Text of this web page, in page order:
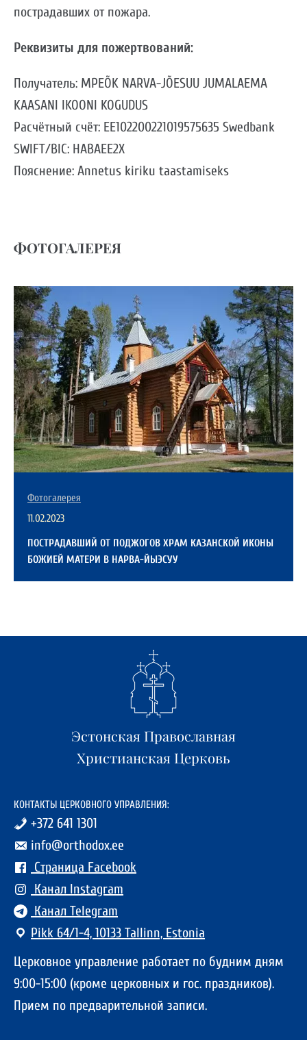
пострадавших от пожара.
Реквизиты для пожертвований:
Получатель: MPEÕK NARVA-JÕESUU JUMALAEMA
KAASANI IKOONI KOGUDUS
Расчётный счёт: EE102200221019575635 Swedbank
SWIFT/BIC: HABAEE2X
Пояснение: Annetus kiriku taastamiseks
ФОТОГАЛЕРЕЯ
Фотогалерея
11.02.2023
ПОСТРАДАВШИЙ ОТ ПОДЖОГОВ ХРАМ КАЗАНСКОЙ ИКОНЫ
БОЖИЕЙ МАТЕРИ В НАРВА-ЙЫЭСУУ
Эстонская Православная
Христианская Церковь
КОНТАКТЫ ЦЕРКОВНОГО УПРАВЛЕНИЯ:
+372 641 1301
info@orthodox.ee
Страница Facebook
Канал Instagram
Канал Telegram
Pikk 64/1-4, 10133 Tallinn, Estonia
Церковное управление работает по будним дням
9:00-15:00 (кроме церковных и гос. праздников).
Прием по предварительной записи.